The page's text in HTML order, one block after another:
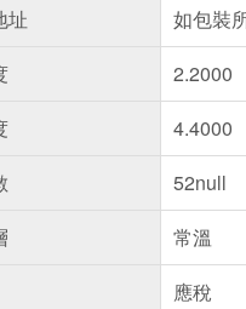
址
如包裝
2.2000
4.4000
52null
常溫
應稅